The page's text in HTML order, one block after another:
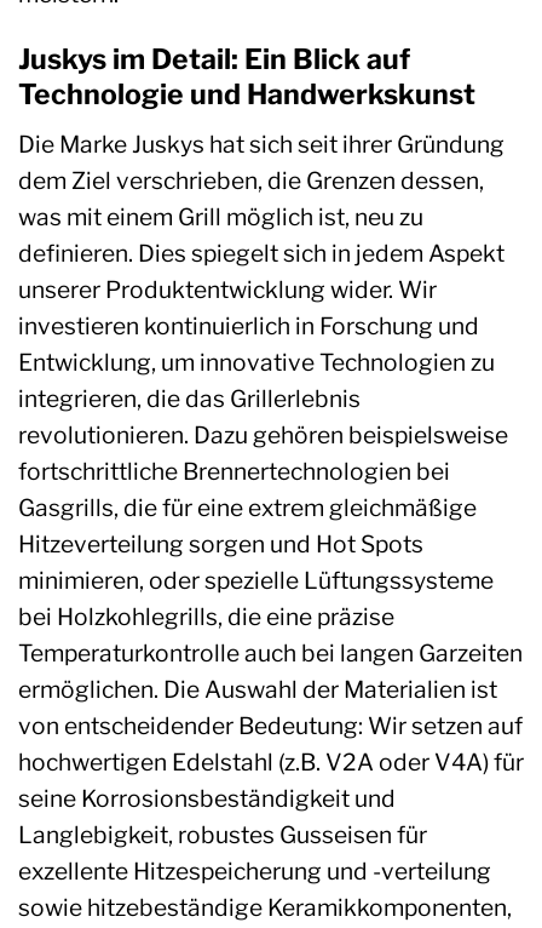
Juskys im Detail: Ein Blick auf
Technologie und Handwerkskunst
Die Marke Juskys hat sich seit ihrer Gründung
dem Ziel verschrieben, die Grenzen dessen,
was mit einem Grill möglich ist, neu zu
definieren. Dies spiegelt sich in jedem Aspekt
unserer Produktentwicklung wider. Wir
investieren kontinuierlich in Forschung und
Entwicklung, um innovative Technologien zu
integrieren, die das Grillerlebnis
revolutionieren. Dazu gehören beispielsweise
fortschrittliche Brennertechnologien bei
Gasgrills, die für eine extrem gleichmäßige
Hitzeverteilung sorgen und Hot Spots
minimieren, oder spezielle Lüftungssysteme
bei Holzkohlegrills, die eine präzise
Temperaturkontrolle auch bei langen Garzeiten
ermöglichen. Die Auswahl der Materialien ist
von entscheidender Bedeutung: Wir setzen auf
hochwertigen Edelstahl (z.B. V2A oder V4A) für
seine Korrosionsbeständigkeit und
Langlebigkeit, robustes Gusseisen für
exzellente Hitzespeicherung und -verteilung
sowie hitzebeständige Keramikkomponenten,